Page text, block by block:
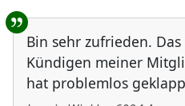
Benutzer-
Bin sehr zufrieden. Das
Kündigen meiner
hat problemlos